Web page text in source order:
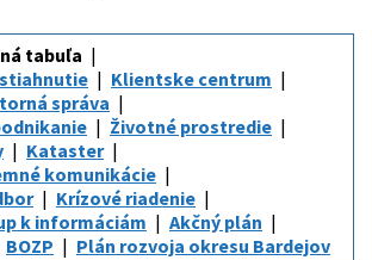
tabuľa
Klientske centrum
správa
Životné prostredie
Kataster
komunikácie
Krízové riadenie
k informáciám
Akčný plán
BOZP Plán rozvoja okresu Bardejov